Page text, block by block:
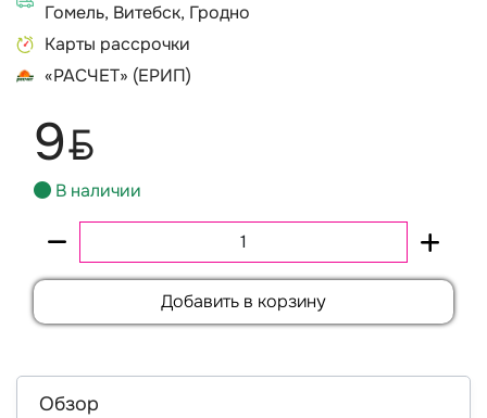
Гомель, Витебск, Гродно
Карты рассрочки
«РАСЧЕТ» (ЕРИП)
9BYN
В наличии
Добавить в корзину
Обзор